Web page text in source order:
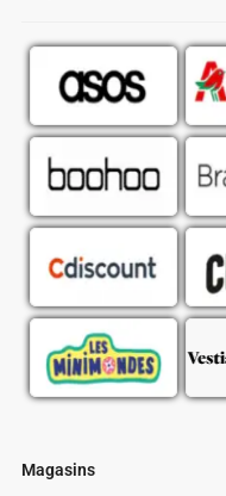
Magasins